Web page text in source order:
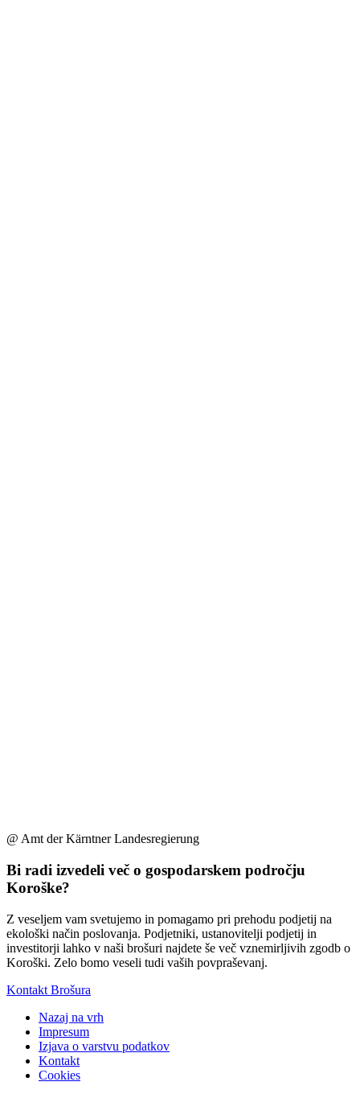
@ Amt der Kärntner Landesregierung
Bi radi izvedeli več o gospodarskem področju
Koroške?
Z veseljem vam svetujemo in pomagamo pri prehodu podjetij na
ekološki način poslovanja. Podjetniki, ustanovitelji podjetij in
investitorji lahko v naši brošuri najdete še več vznemirljivih zgodb o
Koroški. Zelo bomo veseli tudi vaših povpraševanj.
Kontakt Brošura
Nazaj na vrh
Impresum
Izjava o varstvu podatkov
Kontakt
Cookies